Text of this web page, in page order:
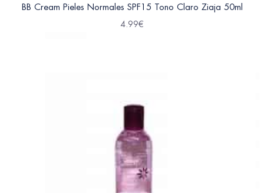
BB Cream Pieles Normales SPF15 Tono Claro Ziaja 50ml
4.99€